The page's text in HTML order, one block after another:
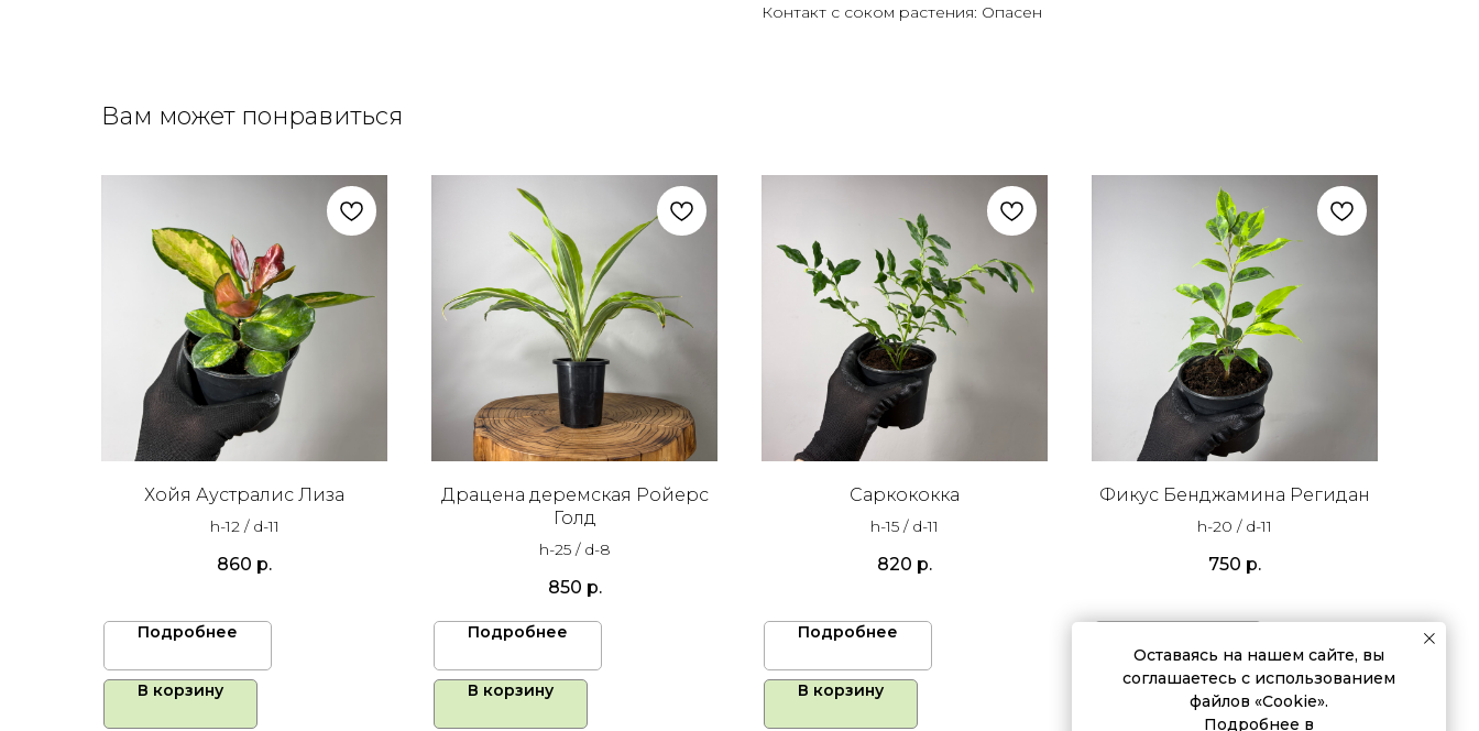
Оставаясь на нашем сайте, вы
соглашаетесь с использованием
файлов «Cookie».
Подробнее в
Контакт с соком растения: Опасен
Вам может понравиться
Хойя Аустралис Лиза
h-12 / d-11
860 р.
Подробнее
В корзину
Драцена деремская Ройерс
Голд
h-25 / d-8
850 р.
Подробнее
В корзину
Саркококка
h-15 / d-11
820 р.
Подробнее
В корзину
Фикус Бенджамина Регидан
h-20 / d-11
750 р.
В корзину